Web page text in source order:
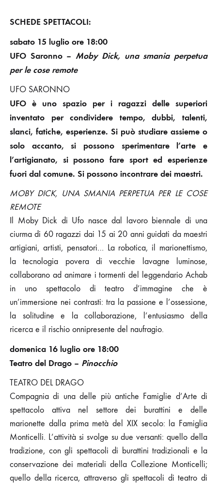
SCHEDE SPETTACOLI:
sabato 15 luglio ore 18:00
UFO Saronno – Moby Dick, una smania perpetua
per le cose remote
UFO SARONNO
UFO è uno spazio per i ragazzi delle superiori
inventato per condividere tempo, dubbi, talenti,
slanci, fatiche, esperienze. Si può studiare assieme o
solo accanto, si possono sperimentare l’arte e
l’artigianato, si possono fare sport ed esperienze
fuori dal comune. Si possono incontrare dei maestri.
MOBY DICK, UNA SMANIA PERPETUA PER LE COSE
REMOTE
Il Moby Dick di Ufo nasce dal lavoro biennale di una
ciurma di 60 ragazzi dai 15 ai 20 anni guidati da maestri
artigiani, artisti, pensatori… La robotica, il marionettismo,
la tecnologia povera di vecchie lavagne luminose,
collaborano ad animare i tormenti del leggendario Achab
in uno spettacolo di teatro d’immagine che è
un’immersione nei contrasti: tra la passione e l’ossessione,
la solitudine e la collaborazione, l’entusiasmo della
ricerca e il rischio onnipresente del naufragio.
domenica 16 luglio ore 18:00
Teatro del Drago – Pinocchio
TEATRO DEL DRAGO
Compagnia di una delle più antiche Famiglie d’Arte di
spettacolo attiva nel settore dei burattini e delle
marionette dalla prima metà del XIX secolo: la Famiglia
Monticelli. L’attività si svolge su due versanti: quello della
tradizione, con gli spettacoli di burattini tradizionali e la
conservazione dei materiali della Collezione Monticelli;
quello della ricerca, attraverso gli spettacoli di teatro di